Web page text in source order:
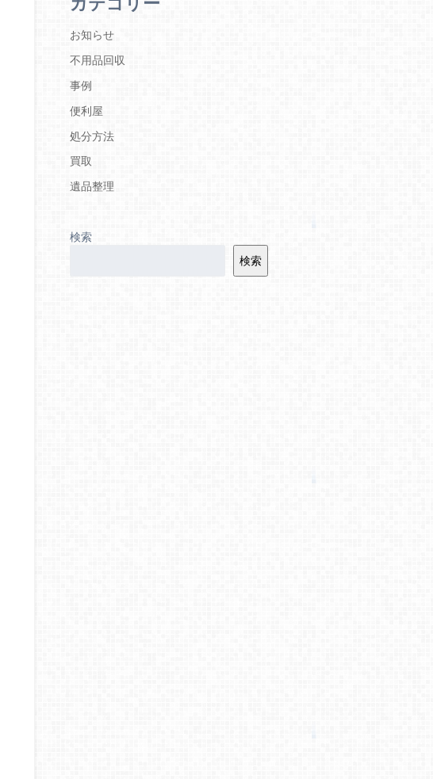
お知らせ
不用品回収
事例
便利屋
処分方法
買取
遺品整理
検索
検索